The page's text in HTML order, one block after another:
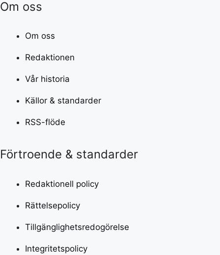
Om oss
Om oss
Redaktionen
Vår historia
Källor & standarder
RSS-flöde
Förtroende & standarder
Redaktionell policy
Rättelsepolicy
Tillgänglighetsredogörelse
Integritetspolicy